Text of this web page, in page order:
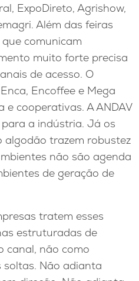
ExpoDireto, Agrishow,
Além das feiras
comunicam
muito forte precisa
de acesso. O
Encoffee e Mega
cooperativas. A ANDAV
a indústria. Já os
algodão trazem robustez
não são agenda
de geração de
tratem esses
estruturadas de
canal, não como
soltas. Não adianta